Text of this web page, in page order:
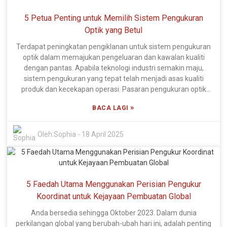
khusus kami mempunyai lebih 60% kakitangan teknikal yang
bekerja sepanjang masa membangunkan Perisian Pengukur
terbukti daripada fakta bahawa lebih daripada 20% daripada
jumlah kakitangan kami terdiri daripada pereka R&D,
mengekalkan kami di barisan hadapan dalam teknologi
metrologi. China menggunakan hak harta intelek bebasnya
untuk membuka kunci ketepatan selaras dengan automasi
proses dan untuk menyediakan alat kepada pengilang untuk
5 Petua Penting untuk Memilih Sistem Pengukuran
Optik yang Betul
Terdapat peningkatan pengiklanan untuk sistem pengukuran
optik dalam memajukan pengeluaran dan kawalan kualiti
dengan pantas. Apabila teknologi industri semakin maju,
sistem pengukuran yang tepat telah menjadi asas kualiti
produk dan kecekapan operasi. Pasaran pengukuran optik
menurut laporan yang dikeluarkan oleh MarketsandMarkets,
aplikasi dari aeroangkasa hingga pembuatan kereta, dan
sebagainya. Memilih sistem yang betul boleh memainkan
peranan penting dalam ketepatan, produktiviti, dan akibatnya
garis bawah itu sendiri. Xi'an DIPSEC metrology equipment
Optik memerlukan ketelitian yang tinggi untuk memenuhi
spesifikasi teknikal tanpa melebihi bajet. Dengan pasukan
daripada 60 peratus kekuatan terdiri daripada kakitangan
BACA LAGI»
Oleh:Sophia - 18 April 2025
5 Faedah Utama Menggunakan Perisian Pengukur
Koordinat untuk Kejayaan Pembuatan Global
Anda bersedia sehingga Oktober 2023. Dalam dunia
perkilangan global yang berubah-ubah hari ini, adalah penting